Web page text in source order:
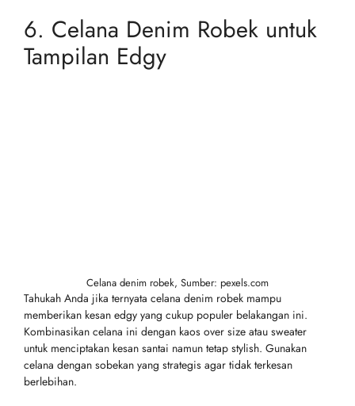
6. Celana Denim Robek untuk
Tampilan Edgy
Celana denim robek, Sumber: pexels.com
Tahukah Anda jika ternyata celana denim robek mampu
memberikan kesan edgy yang cukup populer belakangan ini.
Kombinasikan celana ini dengan kaos over size atau sweater
untuk menciptakan kesan santai namun tetap stylish. Gunakan
celana dengan sobekan yang strategis agar tidak terkesan
berlebihan.